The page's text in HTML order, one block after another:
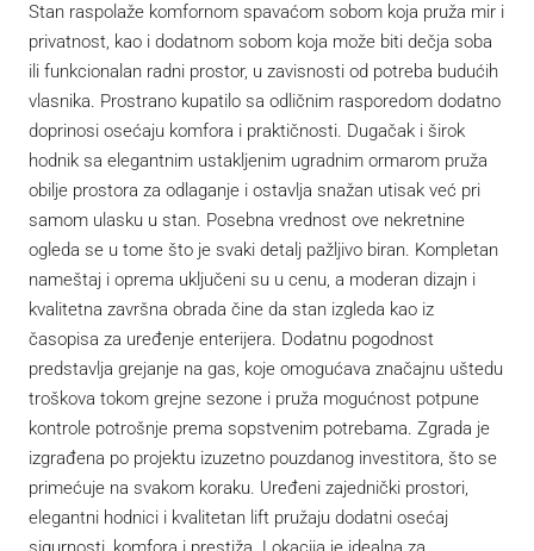
Stan raspolaže komfornom spavaćom sobom koja pruža mir i
privatnost, kao i dodatnom sobom koja može biti dečja soba
ili funkcionalan radni prostor, u zavisnosti od potreba budućih
vlasnika. Prostrano kupatilo sa odličnim rasporedom dodatno
doprinosi osećaju komfora i praktičnosti. Dugačak i širok
hodnik sa elegantnim ustakljenim ugradnim ormarom pruža
obilje prostora za odlaganje i ostavlja snažan utisak već pri
samom ulasku u stan. Posebna vrednost ove nekretnine
ogleda se u tome što je svaki detalj pažljivo biran. Kompletan
nameštaj i oprema uključeni su u cenu, a moderan dizajn i
kvalitetna završna obrada čine da stan izgleda kao iz
časopisa za uređenje enterijera. Dodatnu pogodnost
predstavlja grejanje na gas, koje omogućava značajnu uštedu
troškova tokom grejne sezone i pruža mogućnost potpune
kontrole potrošnje prema sopstvenim potrebama. Zgrada je
izgrađena po projektu izuzetno pouzdanog investitora, što se
primećuje na svakom koraku. Uređeni zajednički prostori,
elegantni hodnici i kvalitetan lift pružaju dodatni osećaj